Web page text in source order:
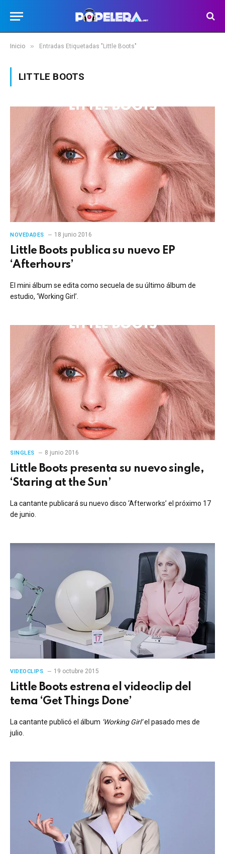
Inicio » Entradas Etiquetadas "Little Boots"
LITTLE BOOTS
NOVEDADES 18 junio 2016
Little Boots publica su nuevo EP
‘Afterhours’
El mini álbum se edita como secuela de su último álbum de
estudio, ‘Working Girl’.
SINGLES 8 junio 2016
Little Boots presenta su nuevo single,
‘Staring at the Sun’
La cantante publicará su nuevo disco ‘Afterworks’ el próximo 17
de junio.
VIDEOCLIPS 19 octubre 2015
Little Boots estrena el videoclip del
tema ‘Get Things Done’
La cantante publicó el álbum ‘Working Girl’el pasado mes de
julio.